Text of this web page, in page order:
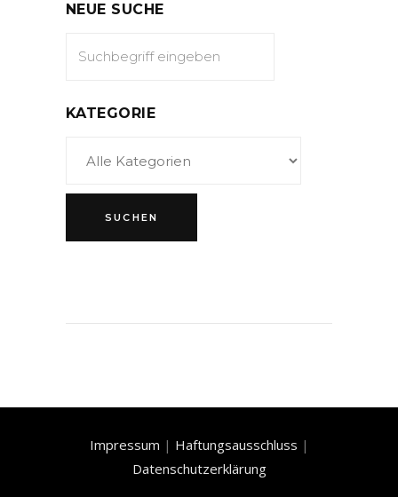
NEUE SUCHE
KATEGORIE
Impressum | Haftungsausschluss |
Datenschutzerklärung